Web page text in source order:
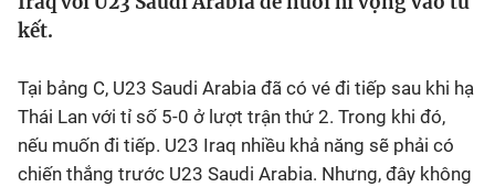
Thể thao Điện tử
Các môn khác
VIDEO
kết.
Tại bảng C, U23 Saudi Arabia đã có vé đi tiếp sau khi hạ
Thái Lan với tỉ số 5-0 ở lượt trận thứ 2. Trong khi đó,
nếu muốn đi tiếp. U23 Iraq nhiều khả năng sẽ phải có
chiến thắng trước U23 Saudi Arabia. Nhưng, đây không